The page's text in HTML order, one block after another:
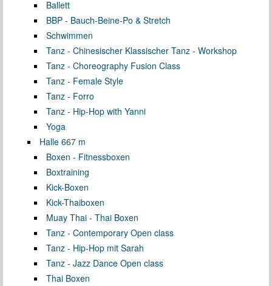
Ballett
BBP - Bauch-Beine-Po & Stretch
Schwimmen
Tanz - Chinesischer Klassischer Tanz - Workshop
Tanz - Choreography Fusion Class
Tanz - Female Style
Tanz - Forro
Tanz - Hip-Hop with Yanni
Yoga
Halle 667 m
Boxen - Fitnessboxen
Boxtraining
Kick-Boxen
Kick-Thaiboxen
Muay Thai - Thai Boxen
Tanz - Contemporary Open class
Tanz - Hip-Hop mit Sarah
Tanz - Jazz Dance Open class
Thai Boxen